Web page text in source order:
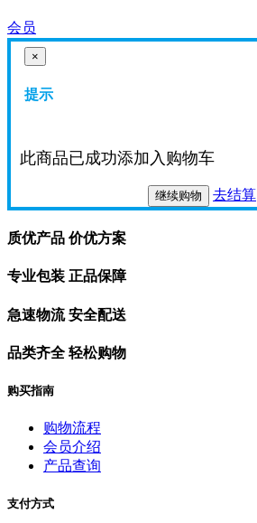
会员
×
提示
此商品已成功添加入购物车
继续购物 去结算
质优产品 价优方案
专业包装 正品保障
急速物流 安全配送
品类齐全 轻松购物
购买指南
购物流程
会员介绍
产品查询
支付方式